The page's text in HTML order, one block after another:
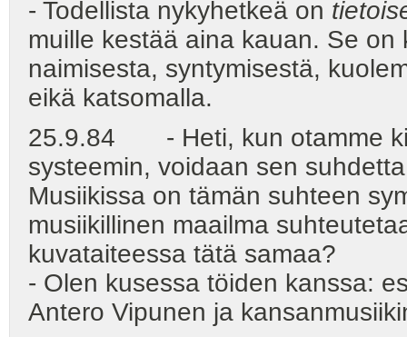
- Todellista nykyhetkeä on
muille kestää aina kauan. Se
naimisesta, syntymisestä,
eikä katsomalla.
25.9.84 - Heti, kun otamme
systeemin, voidaan sen
Musiikissa on tämän suhteen
musiikillinen maailma
kuvataiteessa tätä samaa?
- Olen kusessa töiden kanssa:
Antero Vipunen ja